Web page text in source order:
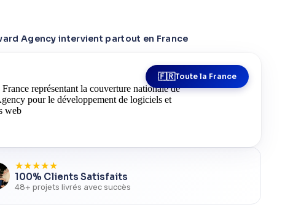
Agency intervient partout en France
Toute la France
★★★★★
100% Clients Satisfaits
48+ projets livrés avec succès